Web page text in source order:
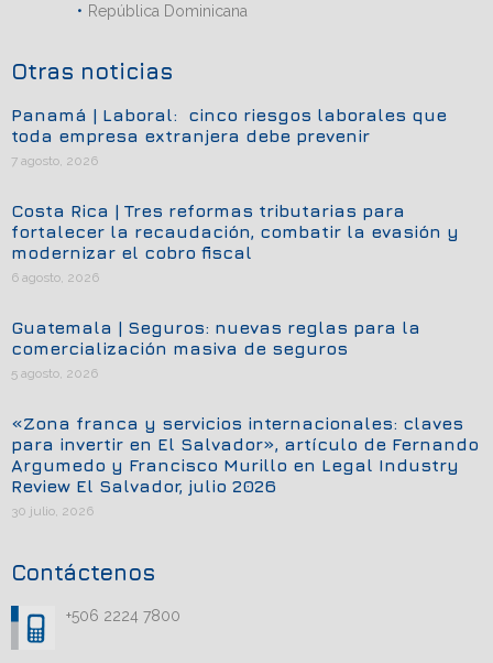
República Dominicana
Otras noticias
Panamá | Laboral: cinco riesgos laborales que
toda empresa extranjera debe prevenir
7 agosto, 2026
Costa Rica | Tres reformas tributarias para
fortalecer la recaudación, combatir la evasión y
modernizar el cobro fiscal
6 agosto, 2026
Guatemala | Seguros: nuevas reglas para la
comercialización masiva de seguros
5 agosto, 2026
«Zona franca y servicios internacionales: claves
para invertir en El Salvador», artículo de Fernando
Argumedo y Francisco Murillo en Legal Industry
Review El Salvador, julio 2026
30 julio, 2026
Contáctenos
+506 2224 7800